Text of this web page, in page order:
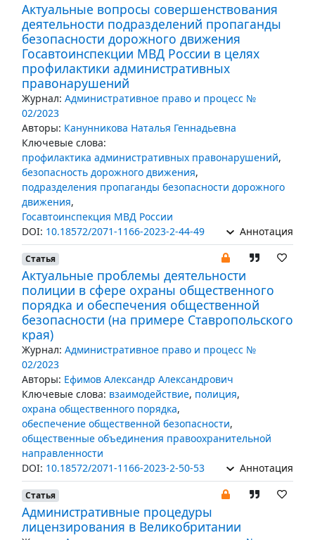
Актуальные вопросы совершенствования
деятельности подразделений пропаганды
безопасности дорожного движения
Госавтоинспекции МВД России в целях
профилактики административных
правонарушений
Журнал: Административное право и процесс №
02/2023
Авторы: Канунникова Наталья Геннадьевна
Ключевые слова:
профилактика административных правонарушений,
безопасность дорожного движения,
подразделения пропаганды безопасности дорожного
движения,
Госавтоинспекция МВД России
DOI: 10.18572/2071-1166-2023-2-44-49 Аннотация
Статья
Актуальные проблемы деятельности
полиции в сфере охраны общественного
порядка и обеспечения общественной
безопасности (на примере Ставропольского
края)
Журнал: Административное право и процесс №
02/2023
Авторы: Ефимов Александр Александрович
Ключевые слова: взаимодействие, полиция,
охрана общественного порядка,
обеспечение общественной безопасности,
общественные объединения правоохранительной
направленности
DOI: 10.18572/2071-1166-2023-2-50-53 Аннотация
Статья
Административные процедуры
лицензирования в Великобритании